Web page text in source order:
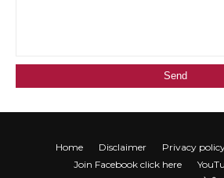
Home Disclaimer Privacy
Join Facebook click here